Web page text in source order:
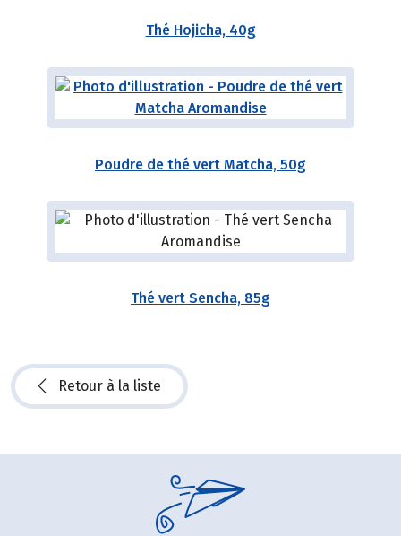
Thé Hojicha, 40g
Poudre de thé vert Matcha, 50g
Thé vert Sencha, 85g
Retour à la liste